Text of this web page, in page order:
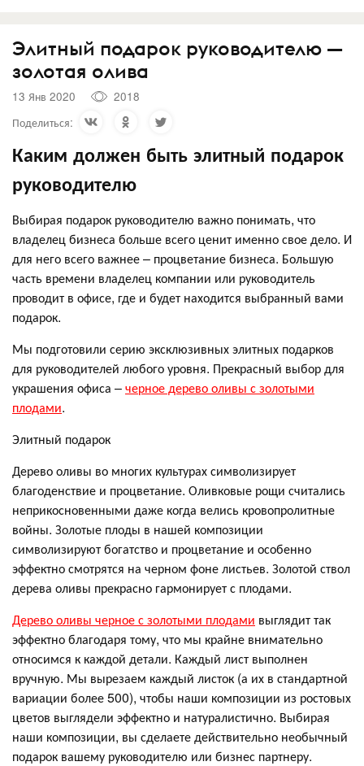
Элитный подарок руководителю —
золотая олива
13 Янв 2020
2018
Поделиться:
Каким должен быть элитный подарок
руководителю
Выбирая подарок руководителю важно понимать, что
владелец бизнеса больше всего ценит именно свое дело. И
для него всего важнее – процветание бизнеса. Большую
часть времени владелец компании или руководитель
проводит в офисе, где и будет находится выбранный вами
подарок.
Мы подготовили серию эксклюзивных элитных подарков
для руководителей любого уровня. Прекрасный выбор для
украшения офиса –черное дерево оливы с золотыми
плодами.
Элитный подарок
Дерево оливы во многих культурах символизирует
благоденствие и процветание. Оливковые рощи считались
неприкосновенными даже когда велись кровопролитные
войны. Золотые плоды в нашей композиции
символизируют богатство и процветание и особенно
эффектно смотрятся на черном фоне листьев. Золотой ствол
дерева оливы прекрасно гармонирует с плодами.
Дерево оливы черное с золотыми плодами выглядит так
эффектно благодаря тому, что мы крайне внимательно
относимся к каждой детали. Каждый лист выполнен
вручную. Мы вырезаем каждый листок (а их в стандартной
вариации более 500), чтобы наши композиции из ростовых
цветов выглядели эффектно и натуралистично. Выбирая
наши композиции, вы сделаете действительно необычный
подарок вашему руководителю или бизнес партнеру.